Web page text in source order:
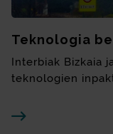
Teknologia
Interbiak Bizkaia
teknologien